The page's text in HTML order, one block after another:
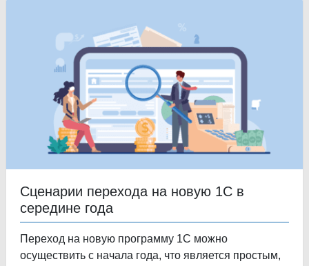
Сценарии перехода на новую 1С в
середине года
Переход на новую программу 1С можно
осуществить с начала года, что является простым,